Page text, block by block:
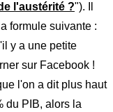
l'austérité ?"). Il
formule suivante :
y a une petite
sur Facebook !
l'on a dit plus haut
du PIB, alors la